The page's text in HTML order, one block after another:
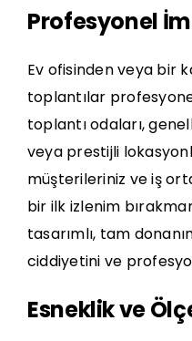
Profesyonel
Ev ofisinden veya bir
toplantılar
toplantı odaları,
veya prestijli
müşterileriniz ve iş
bir ilk izlenim
tasarımlı, tam
ciddiyetini ve
Esneklik ve